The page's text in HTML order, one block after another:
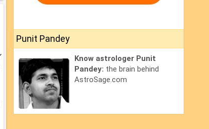
Punit Pandey
Know astrologer Punit
Pandey: the brain behind
AstroSage.com